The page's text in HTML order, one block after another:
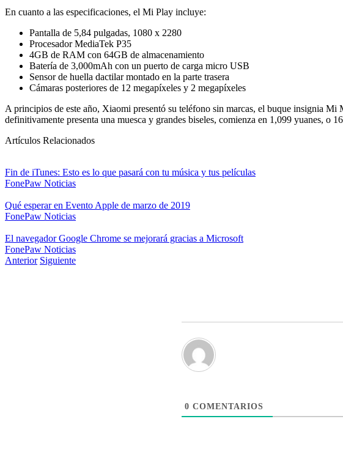
En cuanto a las especificaciones, el Mi Play incluye:
Pantalla de 5,84 pulgadas, 1080 x 2280
Procesador MediaTek P35
4GB de RAM con 64GB de almacenamiento
Batería de 3,000mAh con un puerto de carga micro USB
Sensor de huella dactilar montado en la parte trasera
Cámaras posteriores de 12 megapíxeles y 2 megapíxeles
A principios de este año, Xiaomi presentó su teléfono sin marcas, el buque insignia
definitivamente presenta una muesca y grandes biseles, comienza en 1,099 yuanes, o
Artículos Relacionados
Fin de iTunes: Esto es lo que pasará con tu música y tus películas
FonePaw Noticias
Qué esperar en Evento Apple de marzo de 2019
FonePaw Noticias
El navegador Google Chrome se mejorará gracias a Microsoft
FonePaw Noticias
Anterior Siguiente
0 COMENTARIOS